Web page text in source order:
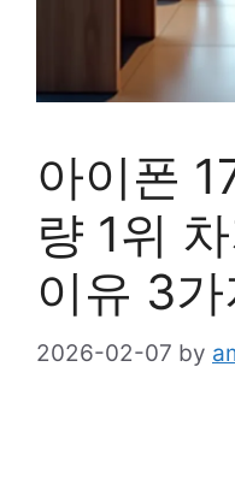
아이폰
량 1위
이유 3가
2026-02-07 by